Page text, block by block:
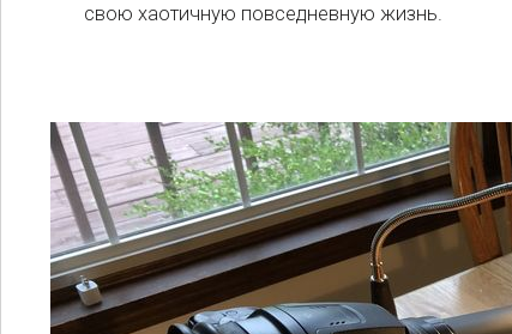
свою хаотичную повседневную жизнь.